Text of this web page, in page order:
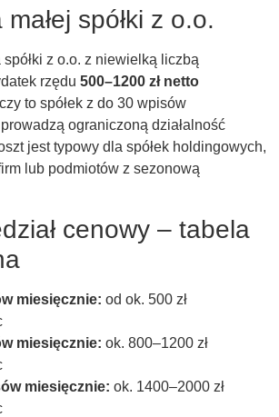
spółki z o.o.
spółki z o.o. z niewielką liczbą
rzędu 500–1200 zł netto
to spółek z do 30 wpisów
ograniczoną działalność
jest typowy dla spółek holdingowych,
lub podmiotów z sezonową
cenowy – tabela
miesięcznie: od ok. 500 zł
miesięcznie: ok. 800–1200 zł
miesięcznie: ok. 1400–2000 zł